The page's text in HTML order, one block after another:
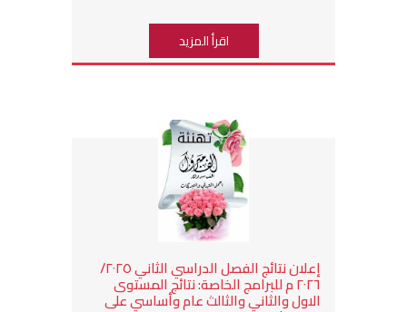
اقرأ المزيد
إعلان نتائج الفصل الدراسي الثاني ٢٠٢٥/
٢٠٢٦ م للبرامج الخاصة: نتائج المستوى
الاول والثاني والثالث عام وأساسي على